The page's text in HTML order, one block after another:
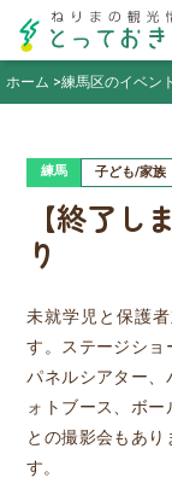
ホーム
練馬区のイベン
練馬 子ども/家族
【終了し
り
未就学児と保護
す。ステージショ
パネルシアター
ォトブース、ボ
との撮影会もあ
す。